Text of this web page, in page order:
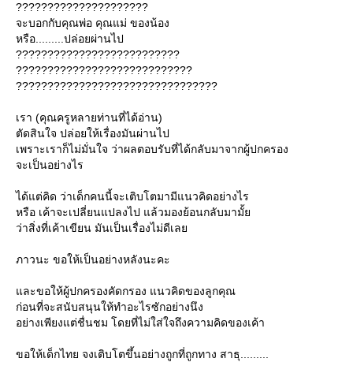
?????????????????????
จะบอกกับคุณพ่อ คุณแม่ ของน้อง
หรือ.........ปล่อยผ่านไป
??????????????????????????
????????????????????????????
????????????????????????????????
เรา (คุณครูหลายท่านที่ได้อ่าน)
ตัดสินใจ ปล่อยให้เรื่องมันผ่านไป
เพราะเราก็ไม่มั่นใจ ว่าผลตอบรับที่ได้กลับมาจากผู้ปกครอง
จะเป็นอย่างไร
ได้แต่คิด ว่าเด็กคนนี้จะเติบโตมามีแนวคิดอย่างไร
หรือ เค้าจะเปลี่ยนแปลงไป แล้วมองย้อนกลับมามั้
ว่าสิ่งที่เค้าเขียน มันเป็นเรื่องไม่ดีเล
ภาวนะ ขอให้เป็นอย่างหลังนะคะ
ละขอให้ผู้ปกครองคัดกรอง แนวคิดของลูกคุณ
ก่อนที่จะสนับสนุนให้ทำอะไรซักอย่างนึง
อย่างเพียงแต่ชื่นชม โดยที่ไม่ใส่ใจถึงความคิดของเค้า
ขอให้เด็กไทย จงเติบโตขึ้นอย่างถูกที่ถูกทาง สาธุ.........